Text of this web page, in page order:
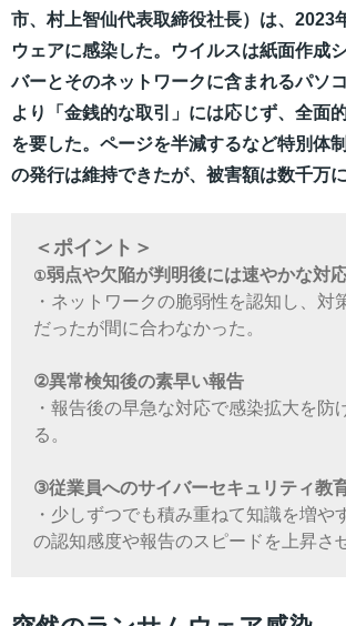
市、村上智仙代表取締役社長）は、2023
ウェアに感染した。ウイルスは紙面作成
バーとそのネットワークに含まれるパソ
より「金銭的な取引」には応じず、全面
を要した。ページを半減するなど特別体
の発行は維持できたが、被害額は数千万に
＜ポイント＞
①弱点や欠陥が判明後には速やかな対
・ネットワークの脆弱性を認知し、対
だったが間に合わなかった。
②異常検知後の素早い報告
・報告後の早急な対応で感染拡大を防
る。
③従業員へのサイバーセキュリティ教
・少しずつでも積み重ねて知識を増や
の認知感度や報告のスピードを上昇さ